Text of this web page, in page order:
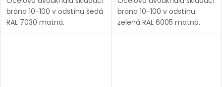
brána 10-100 v odstínu šedá
RAL 7030 matná.
Bezúdržbová ocel (žárový
brána 10-100 v odstínu
zelená RAL 6005 matná.
Bezúdržbová ocel (žárový